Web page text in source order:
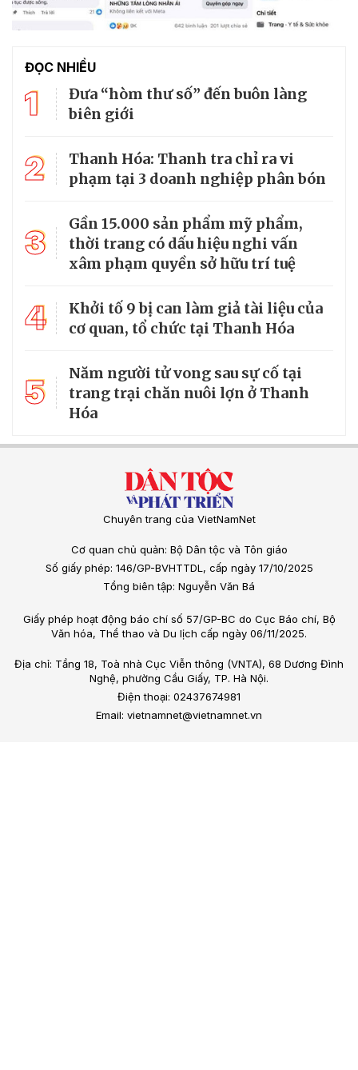
ĐỌC NHIỀU
1
Đưa “hòm thư số” đến buôn làng
biên giới
2
Thanh Hóa: Thanh tra chỉ ra vi
phạm tại 3 doanh nghiệp phân bón
3
Gần 15.000 sản phẩm mỹ phẩm,
thời trang có dấu hiệu nghi vấn
xâm phạm quyền sở hữu trí tuệ
4
Khởi tố 9 bị can làm giả tài liệu của
cơ quan, tổ chức tại Thanh Hóa
5
Năm người tử vong sau sự cố tại
trang trại chăn nuôi lợn ở Thanh
Hóa
Chuyên trang của VietNamNet
Cơ quan chủ quản: Bộ Dân tộc và Tôn giáo
Số giấy phép: 146/GP-BVHTTDL, cấp ngày 17/10/2025
Tổng biên tập: Nguyễn Văn Bá
Giấy phép hoạt động báo chí số 57/GP-BC do Cục Báo chí, Bộ
Văn hóa, Thể thao và Du lịch cấp ngày 06/11/2025.
Địa chỉ: Tầng 18, Toà nhà Cục Viễn thông (VNTA), 68 Dương Đình
Nghệ, phường Cầu Giấy, TP. Hà Nội.
Điện thoại: 02437674981
Email: vietnamnet@vietnamnet.vn